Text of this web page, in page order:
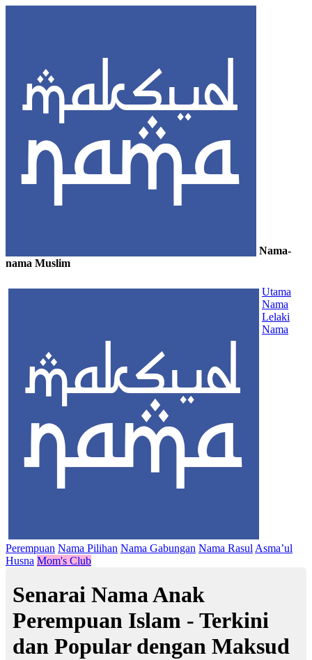
Nama-
nama Muslim
Utama
Nama
Lelaki
Nama
Perempuan Nama Pilihan Nama Gabungan Nama Rasul Asma’ul
Husna Mom's Club
Senarai Nama Anak
Perempuan Islam - Terkini
dan Popular dengan Maksud